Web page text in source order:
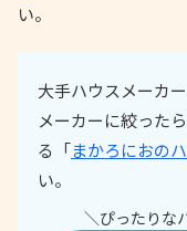
い。
大手ハウスメーカ
メーカーに絞った
る「まかろにおの
い。
＼ぴったりな